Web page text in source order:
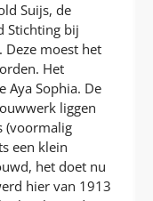
Suijs, de
Stichting bij
Deze moest het
Het
Aya Sophia. De
liggen
(voormalig
een klein
het doet nu
hier van 1913